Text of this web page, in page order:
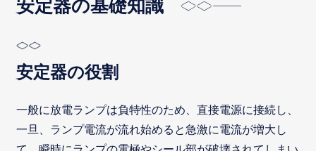
安定器の基礎知識
安定器の役割
一般に放電ランプは負特性のため、直接電源に接続し、
一旦、ランプ電流が流れ始めると急激に電流が増大し